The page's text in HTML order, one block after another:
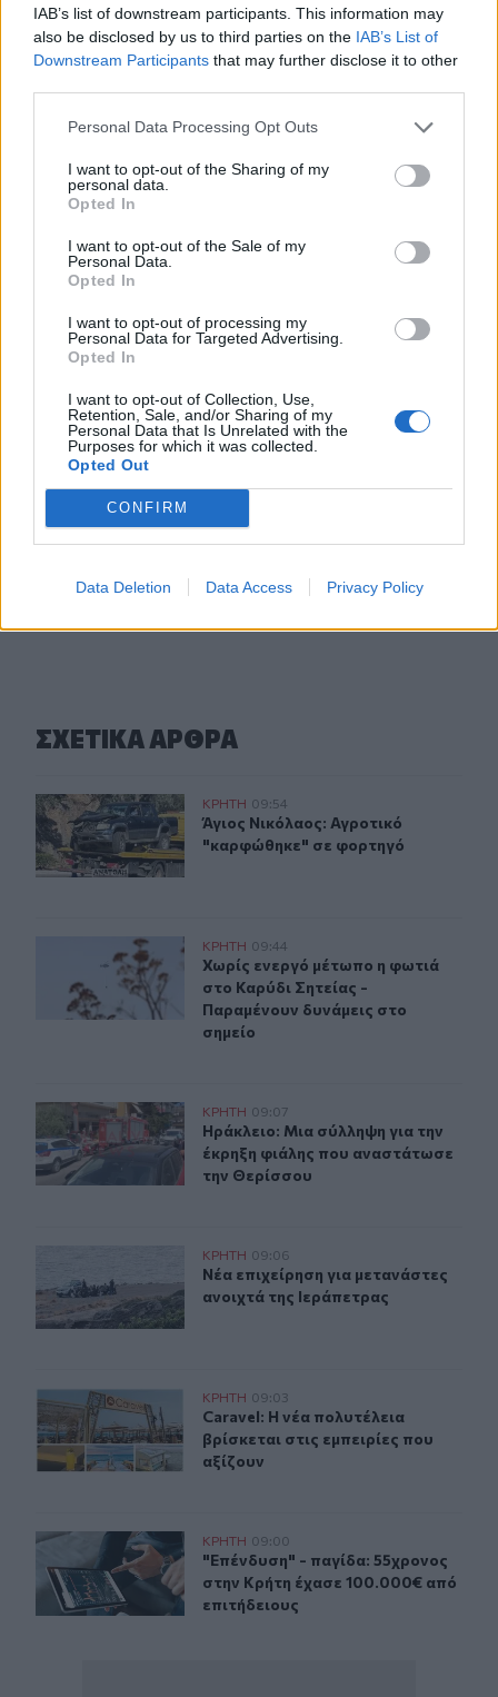
IAB’s list of downstream participants. This information may
also be disclosed by us to third parties on the IAB’s List of
Downstream Participants that may further disclose it to other
Personal Data Processing Opt Outs
I want to opt-out of the Sharing of my
personal data.
Opted In
I want to opt-out of the Sale of my
Personal Data.
Opted In
I want to opt-out of processing my
Personal Data for Targeted Advertising.
Opted In
I want to opt-out of Collection, Use,
Retention, Sale, and/or Sharing of my
Personal Data that Is Unrelated with the
Purposes for which it was collected.
Opted Out
CONFIRM
Data Deletion Data Access Privacy Policy
Ο Σύλλογος Εργαζομένων Πρωτοβάθμιας Φροντίδας
Υγείας Κρήτης αποχαιρετά τον Π. Μαματζάκη
08:19
Ελούντα: Ηλικιωμένος απειλούσε να πηδήξει από
μπαλκόνι
Η ΥΠΑ για τον εξοπλισμό αεροναυτιλίας στο νέο
αεροδρόμιο Καστελλίου
Σήμερα το τελευταίο αντίο στον Λάκη Χαλκιά
Πλήθος κόσμου στην προβολή της ταινίας
«Καποδίστριας» στα Υακίνθεια 2026
Σήμερα απολογείται ο 26χρονος Αφγανός για τη
δολοφονία της Βρετανίδας στην Κυψέλη
ΠΕΡΙΣΣΟΤΕΡΑ
ΣΧΕΤΙΚA AΡΘΡΑ
Άγιος Νικόλαος: Αγροτικό "καρφώθηκε" σε φορτηγό
ΚΡΗΤΗ 09:54
Άγιος Νικόλαος: Αγροτικό
Άγιος Νικόλαος: Αγροτικό
"καρφώθηκε" σε φορτηγό
Χωρίς ενεργό μέτωπο η φωτιά στο Καρύδι Σητείας -
ΚΡΗΤΗ 09:44
Χωρίς ενεργό μέτωπο η φωτιά στο
Χωρίς ενεργό μέτωπο η φωτιά
στο Καρύδι Σητείας -
Παραμένουν δυνάμεις στο
σημείο
Ηράκλειο: Μια σύλληψη για την έκρηξη φιάλης που
ΚΡΗΤΗ 09:07
Ηράκλειο: Μια σύλληψη για την
Ηράκλειο: Μια σύλληψη για την
έκρηξη φιάλης που αναστάτωσε
την Θερίσσου
Νέα επιχείρηση για μετανάστες ανοιχτά της Ιεράπετρας
ΚΡΗΤΗ 09:06
Νέα επιχείρηση για μετανάστες
Νέα επιχείρηση για μετανάστες
ανοιχτά της Ιεράπετρας
Caravel: Η νέα πολυτέλεια βρίσκεται στις εμπειρίες που
ΚΡΗΤΗ 09:03
Caravel: Η νέα πολυτέλεια
Caravel: Η νέα πολυτέλεια
βρίσκεται στις εμπειρίες που
αξίζουν
Του υποσχέθηκαν τεράστια κέρδη και του άρπαξαν
ΚΡΗΤΗ 09:00
"Επένδυση" - παγίδα: 55χρονος
"Επένδυση" - παγίδα: 55χρονος
στην Κρήτη έχασε 100.000€ από
επιτήδειους